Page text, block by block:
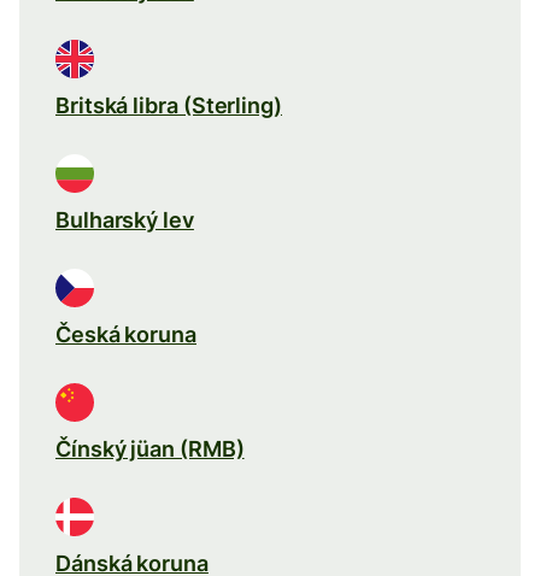
Britská libra (Sterling)
Bulharský lev
Česká koruna
Čínský jüan (RMB)
Dánská koruna